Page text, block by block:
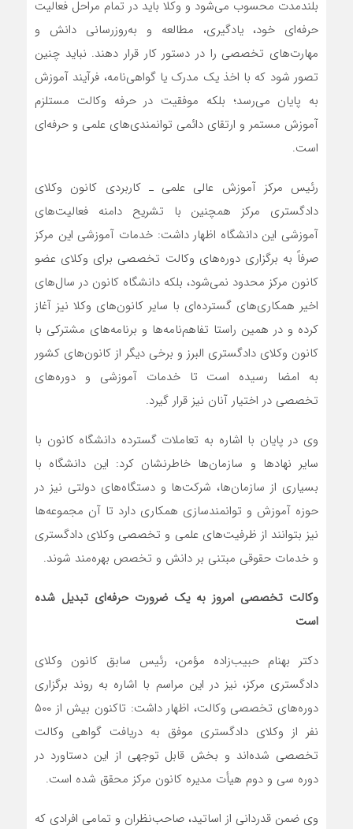
بلندمدت محسوب می‌شود و وکلا باید در تمام مراحل فعالیت
حرفه‌ای خود، یادگیری، مطالعه و به‌روزرسانی دانش و
مهارت‌های تخصصی را در دستور کار قرار دهند. نباید چنین
تصور شود که با اخذ یک مدرک یا گواهی‌نامه، فرآیند آموزش
به پایان می‌رسد؛ بلکه موفقیت در حرفه وکالت مستلزم
آموزش مستمر و ارتقای دائمی توانمندی‌های علمی و حرفه‌ای
است.
رئیس مرکز آموزش عالی علمی ـ کاربردی کانون وکلای
دادگستری مرکز همچنین با تشریح دامنه فعالیت‌های
آموزشی این دانشگاه اظهار داشت: خدمات آموزشی این مرکز
صرفاً به برگزاری دوره‌های وکالت تخصصی برای وکلای عضو
کانون مرکز محدود نمی‌شود، بلکه دانشگاه کانون در سال‌های
اخیر همکاری‌های گسترده‌ای با سایر کانون‌های وکلا نیز آغاز
کرده و در همین راستا تفاهم‌نامه‌ها و برنامه‌های مشترکی با
کانون وکلای دادگستری البرز و برخی دیگر از کانون‌های کشور
به امضا رسیده است تا خدمات آموزشی و دوره‌های
تخصصی در اختیار آنان نیز قرار گیرد.
وی در پایان با اشاره به تعاملات گسترده دانشگاه کانون با
سایر نهاد‌ها و سازمان‌ها خاطرنشان کرد: این دانشگاه با
بسیاری از سازمان‌ها، شرکت‌ها و دستگاه‌های دولتی نیز در
حوزه آموزش و توانمندسازی همکاری دارد تا آن مجموعه‌ها
نیز بتوانند از ظرفیت‌های علمی و تخصصی وکلای دادگستری
و خدمات حقوقی مبتنی بر دانش و تخصص بهره‌مند شوند.
وکالت تخصصی امروز به یک ضرورت حرفه‌ای تبدیل شده
است
دکتر بهنام حبیب‌زاده مؤمن، رئیس سابق کانون وکلای
دادگستری مرکز، نیز در این مراسم با اشاره به روند برگزاری
دوره‌های تخصصی وکالت، اظهار داشت: تاکنون بیش از ۵۰۰
نفر از وکلای دادگستری موفق به دریافت گواهی وکالت
تخصصی شده‌اند و بخش قابل توجهی از این دستاورد در
دوره سی و دوم هیأت مدیره کانون مرکز محقق شده است.
وی ضمن قدردانی از اساتید، صاحب‌نظران و تمامی افرادی که